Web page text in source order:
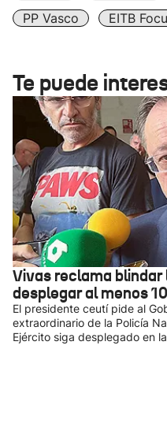
PP Vasco
EITB
Te puede
Vivas reclama
desplegar al menos
El presidente ceutí pide al
extraordinario de la Policía
Ejército siga desplegado en